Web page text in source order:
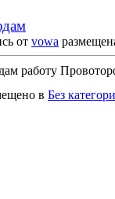
от vowa
работу
в Без